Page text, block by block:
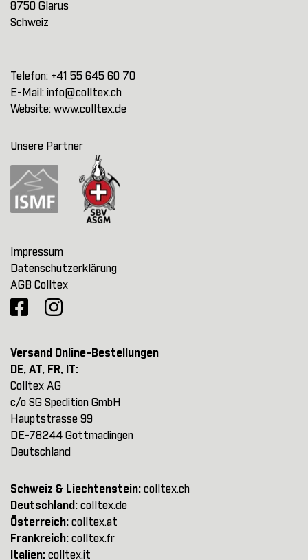
8750 Glarus
Schweiz
Telefon: +41 55 645 60 70
E-Mail: info@colltex.ch
Website: www.colltex.de
Unsere Partner
Impressum
Datenschutzerklärung
AGB Colltex
Versand Online-Bestellungen
DE, AT, FR, IT:
Colltex AG
c/o SG Spedition GmbH
Hauptstrasse 99
DE-78244 Gottmadingen
Deutschland
Schweiz & Liechtenstein: colltex.ch
Deutschland: colltex.de
Österreich: colltex.at
Frankreich: colltex.fr
Italien: colltex.it